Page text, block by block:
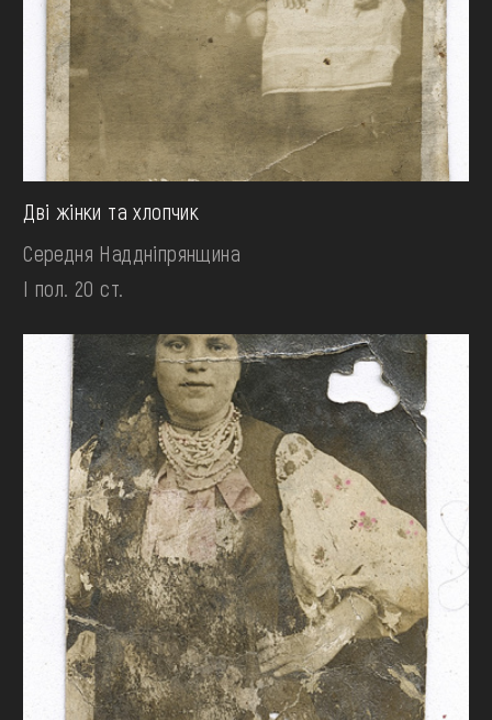
Дві жінки та хлопчик
Середня Наддніпрянщина
І пол. 20 ст.